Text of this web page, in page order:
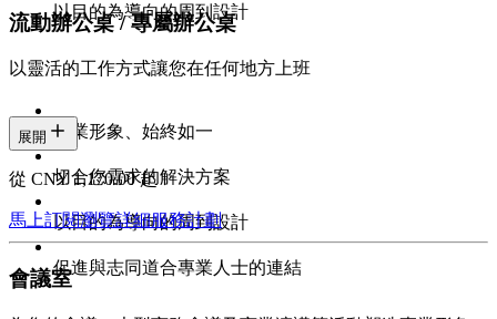
以目的為導向的周到設計
流動辦公桌 / 專屬辦公桌
以靈活的工作方式讓您在任何地方上班
專業形象、始終如一
切合您需求的解決方案
以目的為導向的周到設計
促進與志同道合專業人士的連結
展開
從 CNY 1,170.00 起
馬上訂閱瀏覽詳細服務計劃
會議室